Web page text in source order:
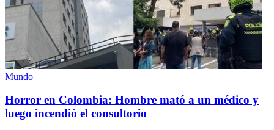
Mundo
Horror en Colombia: Hombre mató a un médico y
luego incendió el consultorio